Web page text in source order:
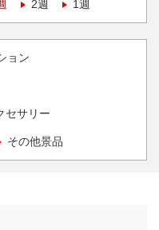
2週 1週
ョン
セサリー
その他景品